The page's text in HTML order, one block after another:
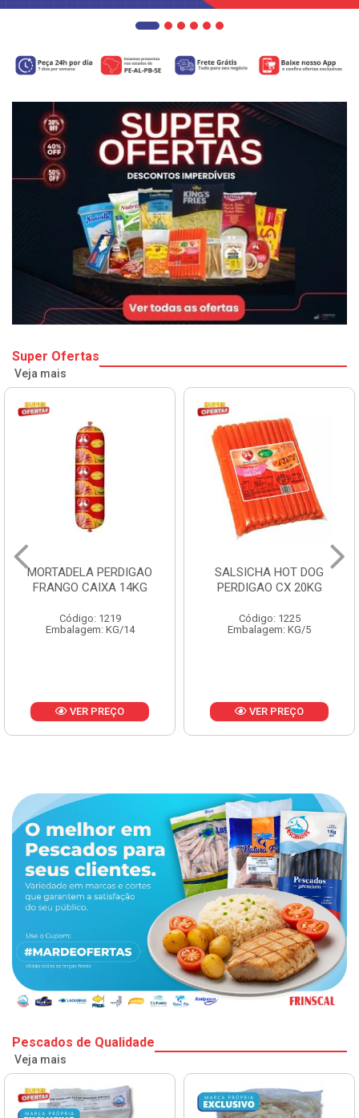
Super Ofertas
Veja mais
SALSICHA HOT DOG
PERDIGAO CX 20KG
Código: 1225
Embalagem: KG/5
VER PREÇO
PERNIL SUINO C/OSSO
COPAVEL KG
Código: 12301
Embalagem: CX/± 19,56 KG
VER PREÇO
Pescados de Qualidade
Veja mais